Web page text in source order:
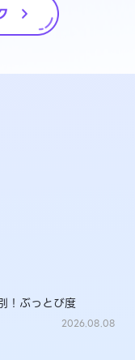
！ぶっとび度
2026.08.08